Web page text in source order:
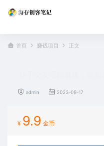
首页 赚钱项目 正文
admin 2023-09-17
¥ 9.9 金币